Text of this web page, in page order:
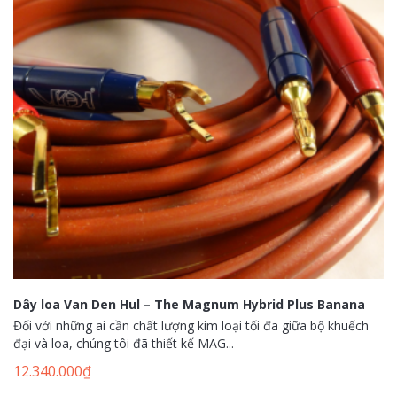
Dây loa Van Den Hul – The Magnum Hybrid Plus Banana
Đối với những ai cần chất lượng kim loại tối đa giữa bộ khuếch
đại và loa, chúng tôi đã thiết kế MAG...
12.340.000₫